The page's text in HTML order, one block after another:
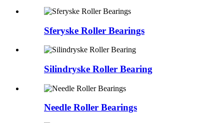
Sferyske Roller Bearings
Silindryske Roller Bearing
Needle Roller Bearings